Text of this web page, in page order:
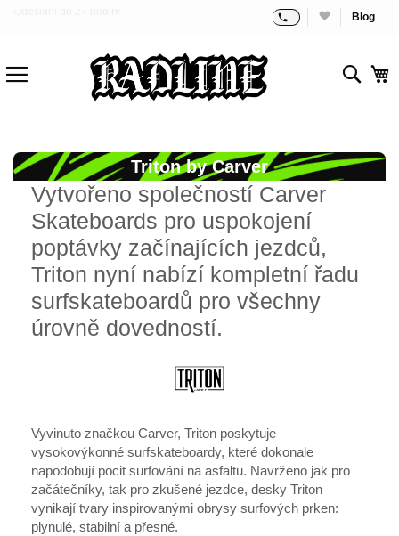
Blog
Triton by Carver
Vytvořeno společností Carver
Skateboards pro uspokojení
poptávky začínajících jezdců,
Triton nyní nabízí kompletní řadu
surfskateboardů pro všechny
úrovně dovedností.
Vyvinuto značkou Carver, Triton poskytuje
vysokovýkonné surfskateboardy, které dokonale
napodobují pocit surfování na asfaltu. Navrženo jak pro
začátečníky, tak pro zkušené jezdce, desky Triton
vynikají tvary inspirovanými obrysy surfových prken:
plynulé, stabilní a přesné.